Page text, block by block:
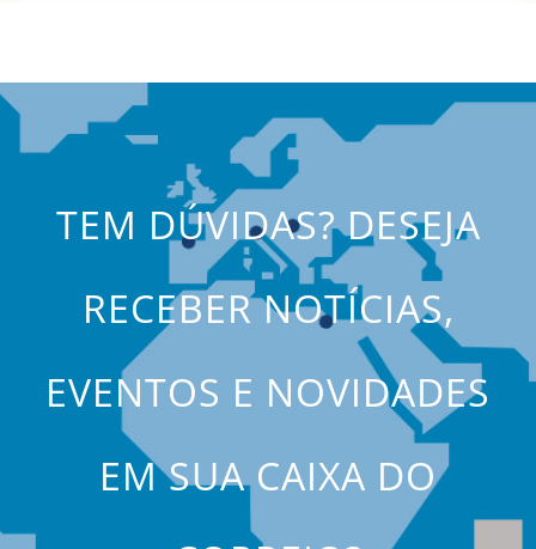
TEM DÚVIDAS? DESEJA
RECEBER NOTÍCIAS,
EVENTOS E NOVIDADES
EM SUA CAIXA DO